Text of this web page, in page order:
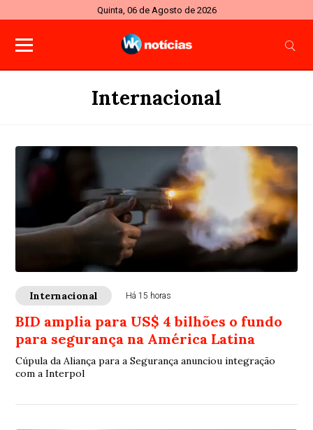
Quinta, 06 de Agosto de 2026
Internacional
Internacional Há 15 horas
BID amplia para US$ 4 bilhões o fundo
para segurança na América Latina
Cúpula da Aliança para a Segurança anunciou integração
com a Interpol